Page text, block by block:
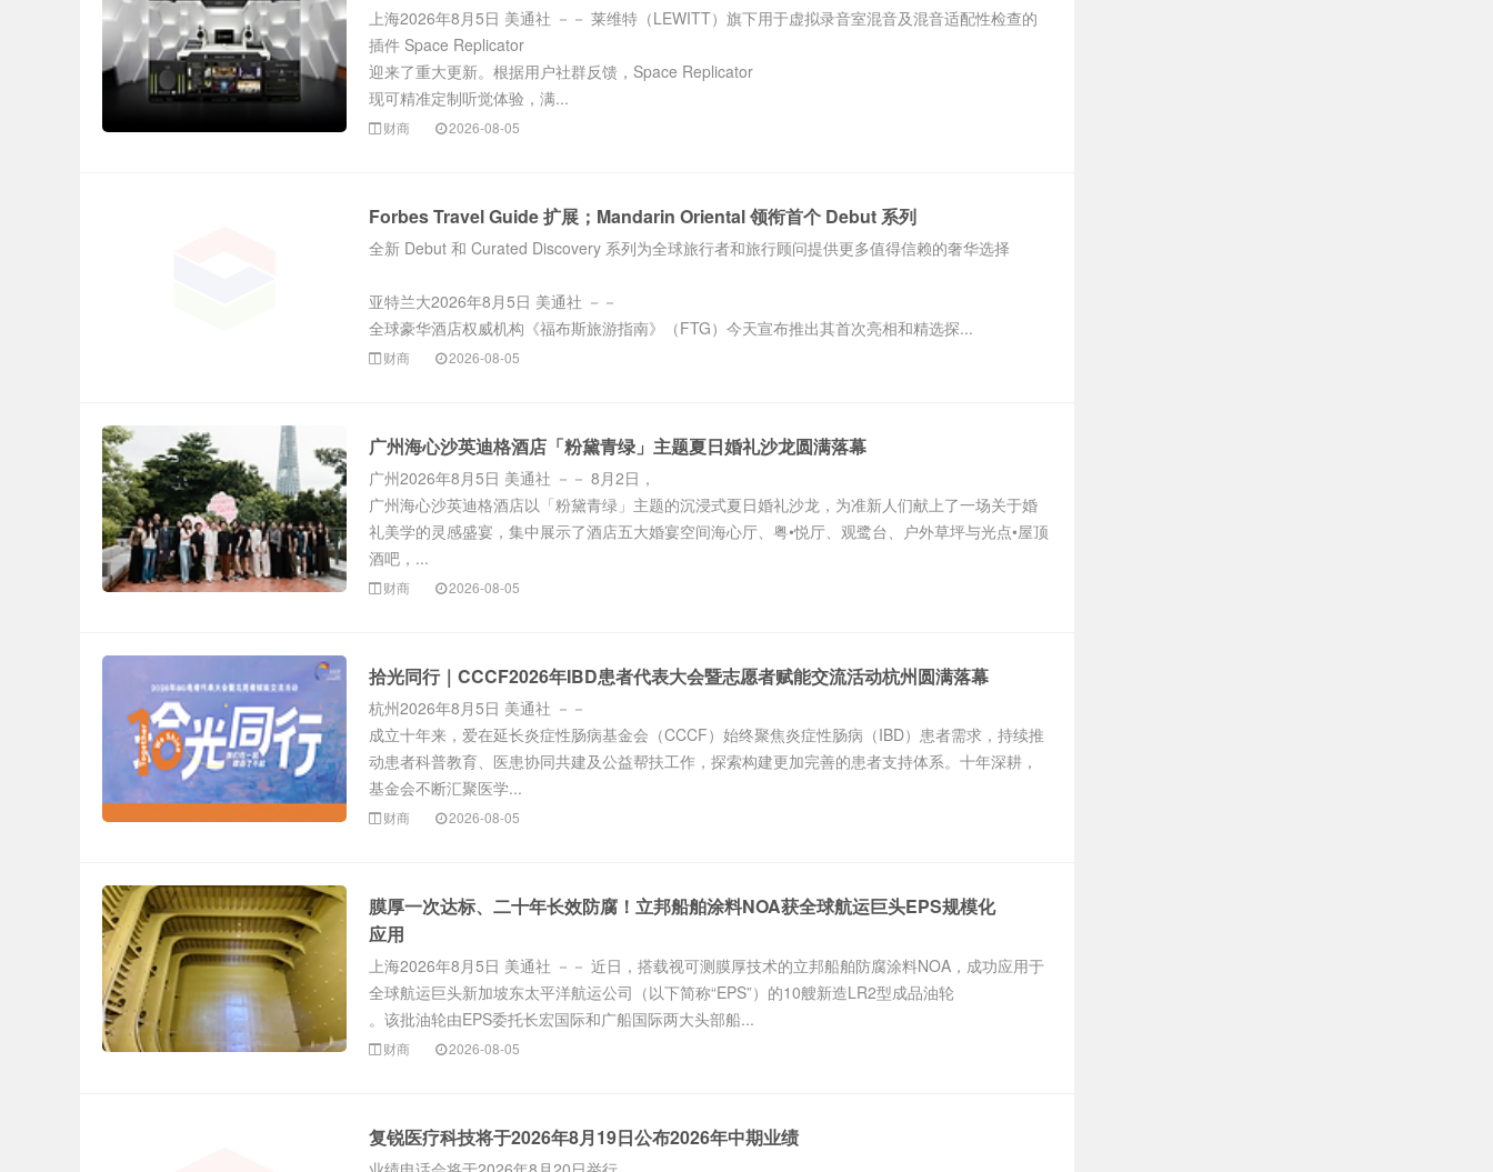
上海2026年8月5日 美通社 －－ 莱维特（LEWITT）旗下用于虚拟录音室混音及混音适配性检查的
插件 Space Replicator
迎来了重大更新。根据用户社群反馈，Space Replicator
现可精准定制听觉体验，满...
财商 2026-08-05
Forbes Travel Guide 扩展；Mandarin Oriental 领衔首个 Debut 系列
全新 Debut 和 Curated Discovery 系列为全球旅行者和旅行顾问提供更多值得信赖的奢华选择
亚特兰大2026年8月5日 美通社 －－
全球豪华酒店权威机构《福布斯旅游指南》（FTG）今天宣布推出其首次亮相和精选探...
财商 2026-08-05
广州海心沙英迪格酒店「粉黛青绿」主题夏日婚礼沙龙圆满落幕
广州2026年8月5日 美通社 －－ 8月2日，
广州海心沙英迪格酒店以「粉黛青绿」主题的沉浸式夏日婚礼沙龙，为准新人们献上了一场关于婚
礼美学的灵感盛宴，集中展示了酒店五大婚宴空间海心厅、粤•悦厅、观鹭台、户外草坪与光点•屋顶
酒吧，...
财商 2026-08-05
拾光同行｜CCCF2026年IBD患者代表大会暨志愿者赋能交流活动杭州圆满落幕
杭州2026年8月5日 美通社 －－
成立十年来，爱在延长炎症性肠病基金会（CCCF）始终聚焦炎症性肠病（IBD）患者需求，持续推
动患者科普教育、医患协同共建及公益帮扶工作，探索构建更加完善的患者支持体系。十年深耕，
基金会不断汇聚医学...
财商 2026-08-05
膜厚一次达标、二十年长效防腐！立邦船舶涂料NOA获全球航运巨头EPS规模化
应用
上海2026年8月5日 美通社 －－ 近日，搭载视可测膜厚技术的立邦船舶防腐涂料NOA，成功应用于
全球航运巨头新加坡东太平洋航运公司（以下简称“EPS”）的10艘新造LR2型成品油轮
。该批油轮由EPS委托长宏国际和广船国际两大头部船...
财商 2026-08-05
复锐医疗科技将于2026年8月19日公布2026年中期业绩